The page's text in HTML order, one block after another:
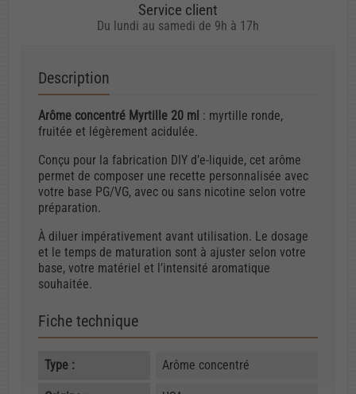
Service client
Du lundi au samedi de 9h à 17h
Description
Arôme concentré Myrtille 20 ml : myrtille ronde,
fruitée et légèrement acidulée.
Conçu pour la fabrication DIY d’e-liquide, cet arôme
permet de composer une recette personnalisée avec
votre base PG/VG, avec ou sans nicotine selon votre
préparation.
À diluer impérativement avant utilisation. Le dosage
et le temps de maturation sont à ajuster selon votre
base, votre matériel et l’intensité aromatique
souhaitée.
Fiche technique
Type : Arôme concentré